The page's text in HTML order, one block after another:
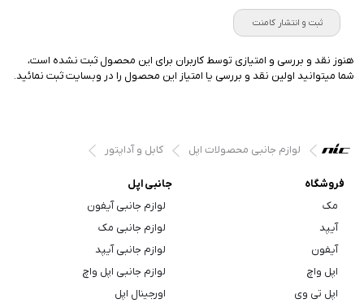
ثبت و انتشار کامنت
هنوز نقد و بررسی و امتیازی توسط کاربران برای این محصول ثبت نشده است،
شما میتوانید اولین نقد و بررسی یا امتیاز این محصول را در وبسایت ثبت نمائید.
لوازم جانبی محصولات اپل کابل و آداپتور
فروشگاه
مک
آیپد
آیفون
اپل واچ
اپل تی وی
جانبی اپل
لوازم جانبی آیفون
لوازم جانبی مک
لوازم جانبی آیپد
لوازم جانبی اپل واچ
اورجینال اپل